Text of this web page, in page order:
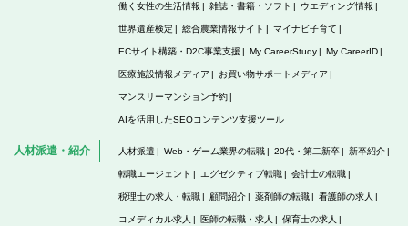
働く女性の生活情報 雑誌・書籍・ソフト ウエディング情報
世界遺産検定 総合農業情報サイト マイナビ子育て
ECサイト構築・D2C事業支援 My CareerStudy My CareerID
医療施設情報メディア お買い物サポートメディア
マンスリーマンション予約
AIを活用したSEOコンテンツ支援ツール
人材派遣・紹介 人材派遣 Web・ゲーム業界の転職 20代・第二新卒 新卒紹介
転職エージェント エグゼクティブ転職 会計士の転職
税理士の求人・転職 顧問紹介 薬剤師の転職 看護師の求人
コメディカル求人 医師の転職・求人 保育士の求人